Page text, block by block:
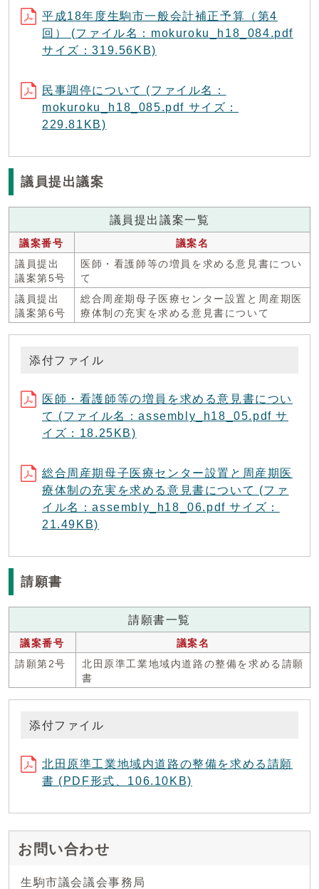
平成18年度生駒市一般会計補正予算（第4
回） (ファイル名：mokuroku_h18_084.pdf
サイズ：319.56KB)
民事調停について (ファイル名：
mokuroku_h18_085.pdf サイズ：
229.81KB)
議員提出議案
議員提出議案一覧
議案番号
議案名
議員提出
議案第5号
医師・看護師等の増員を求める意見書につい
て
議員提出
議案第6号
総合周産期母子医療センター設置と周産期医
療体制の充実を求める意見書について
添付ファイル
医師・看護師等の増員を求める意見書につい
て (ファイル名：assembly_h18_05.pdf サ
イズ：18.25KB)
総合周産期母子医療センター設置と周産期医
療体制の充実を求める意見書について (ファ
イル名：assembly_h18_06.pdf サイズ：
21.49KB)
請願書
請願書一覧
議案番号
議案名
請願第2号
北田原準工業地域内道路の整備を求める請願
書
添付ファイル
北田原準工業地域内道路の整備を求める請願
書 (PDF形式、106.10KB)
お問い合わせ
生駒市議会議会事務局